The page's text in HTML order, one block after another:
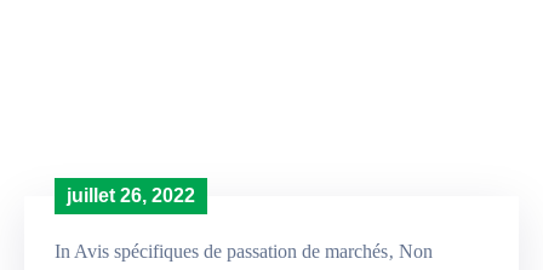
Passation
juillet 26, 2022
In Avis spécifiques de passation de marchés‚ Non